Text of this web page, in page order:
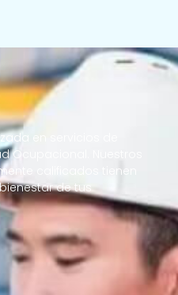
en servicios de
Ocupacional. Nuestros
calificados tienen
de tus